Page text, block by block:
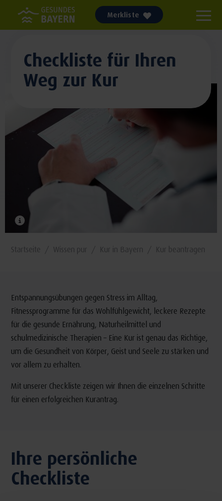
Merkliste
Checkliste für Ihren
Weg zur Kur
Startseite Wissen pur Kur in Bayern Kur beantragen
Entspannungsübungen gegen Stress im Alltag,
Fitnessprogramme für das Wohlfühlgewicht, leckere Rezepte
für die gesunde Ernährung, Naturheilmittel und
schulmedizinische Therapien – Eine Kur ist genau das Richtige,
um die Gesundheit von Körper, Geist und Seele zu stärken und
vor allem zu erhalten.
Mit unserer Checkliste zeigen wir Ihnen die einzelnen Schritte
für einen erfolgreichen Kurantrag.
Ihre persönliche
Checkliste